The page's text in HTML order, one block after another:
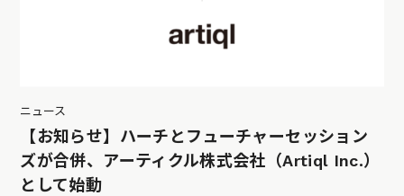
ニュース
【お知らせ】ハーチとフューチャーセッション
ズが合併、アーティクル株式会社（Artiql Inc.）
として始動